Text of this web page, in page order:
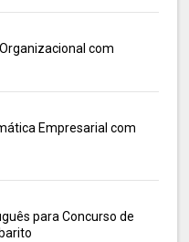
com
Empresarial com
para Concurso de